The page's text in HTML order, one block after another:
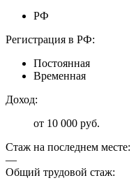
РФ
Регистрация в РФ:
Постоянная
Временная
Доход:
от 10 000 руб.
Стаж на последнем месте:
—
Общий трудовой стаж: